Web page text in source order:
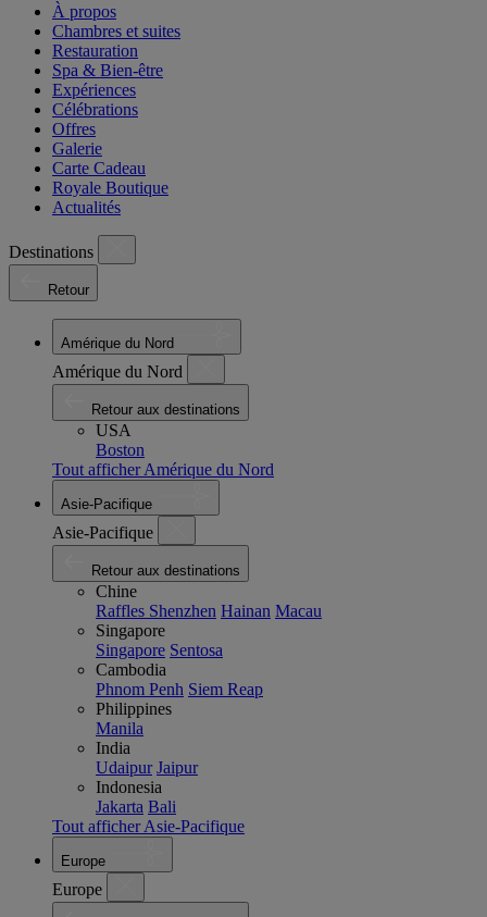
À propos
Chambres et suites
Restauration
Spa & Bien-être
Expériences
Célébrations
Offres
Galerie
Carte Cadeau
Royale Boutique
Actualités
Destinations
Retour
Amérique du Nord
Amérique du Nord
Retour aux destinations
USA
Boston
Tout afficher Amérique du Nord
Asie-Pacifique
Asie-Pacifique
Retour aux destinations
Chine
Raffles Shenzhen Hainan Macau
Singapore
Singapore Sentosa
Cambodia
Phnom Penh Siem Reap
Philippines
Manila
India
Udaipur Jaipur
Indonesia
Jakarta Bali
Tout afficher Asie-Pacifique
Europe
Europe